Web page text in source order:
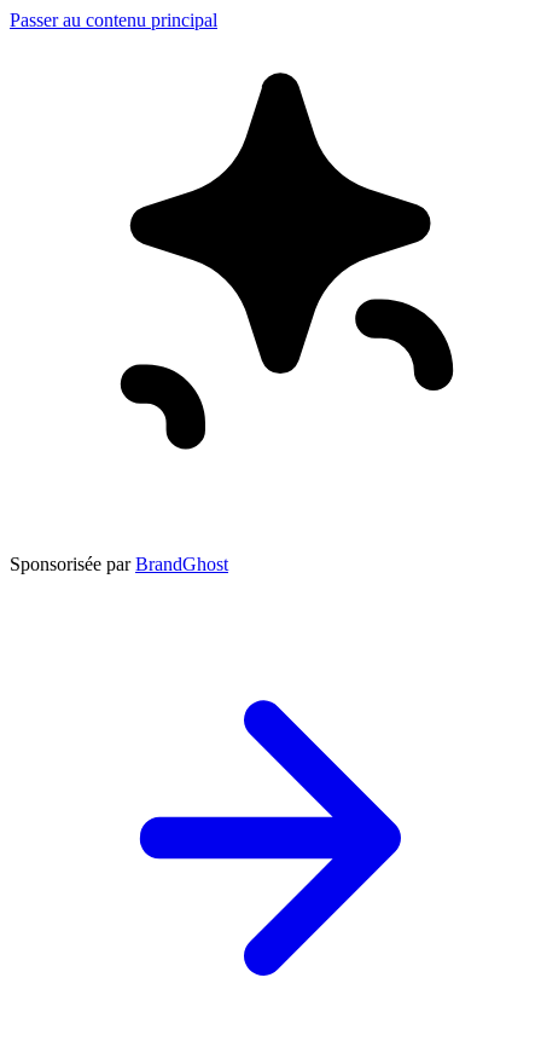
Passer au contenu principal
Sponsorisée par BrandGhost